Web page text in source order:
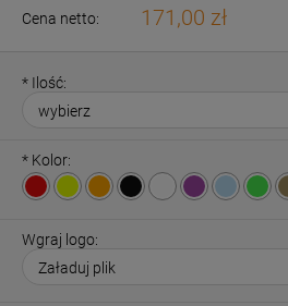
Cena netto: 171,00 zł
* Ilość:
* Kolor:
Wgraj logo: